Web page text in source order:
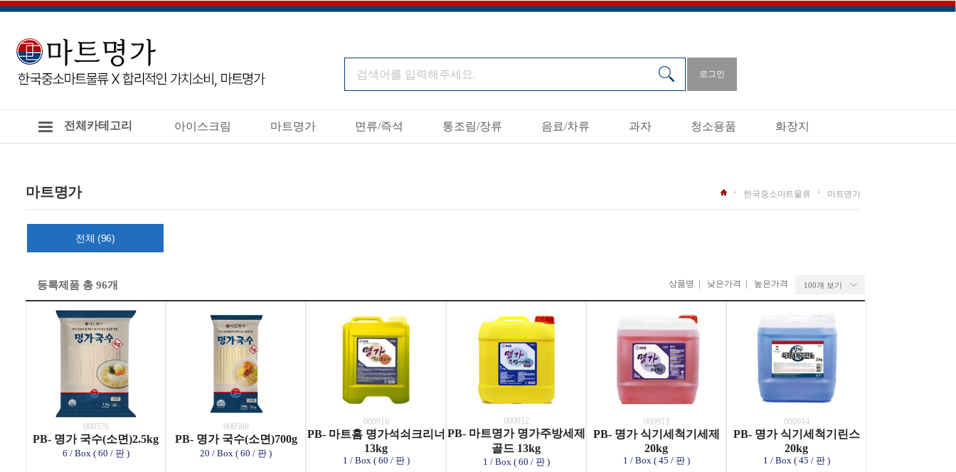
로그인
전체카테고리 아이스크림 마트명가 면류/즉석 통조림/장류 음료/차류 과자 청소용품 화장지
마트명가 한국중소마트물류 마트명가
전체 (96)
등록제품 총 96개 상품명 | 낮은가격 | 높은가격
000576
PB- 명가 국수(소면)2.5kg
6 / Box ( 60 / 판 )
000588
PB- 명가 국수(소면)700g
20 / Box ( 60 / 판 )
000910
PB- 마트홈 명가석쇠크리너
13kg
1 / Box ( 60 / 판 )
000912
PB- 마트명가 명가주방세제
골드 13kg
1 / Box ( 60 / 판 )
000913
PB- 명가 식기세척기세제
20kg
1 / Box ( 45 / 판 )
000914
PB- 명가 식기세척기린스
20kg
1 / Box ( 45 / 판 )